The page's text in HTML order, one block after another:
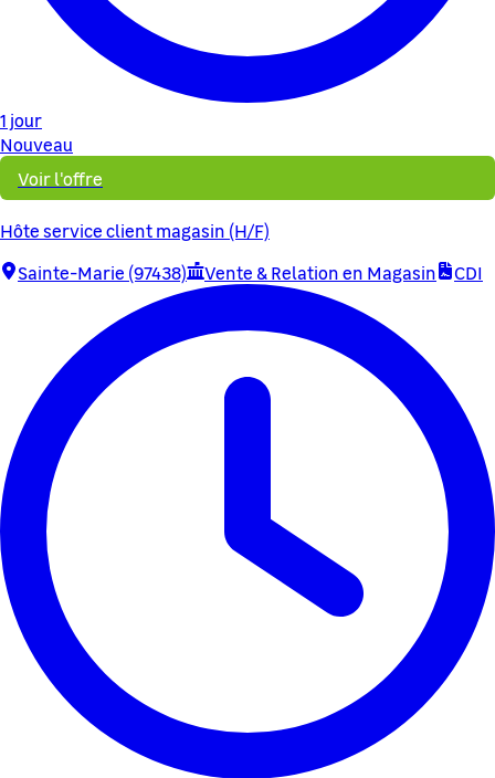
1 jour
Nouveau
Voir l'offre
Hôte service client magasin (H/F)
Sainte-Marie (97438)
Vente & Relation en Magasin CDI